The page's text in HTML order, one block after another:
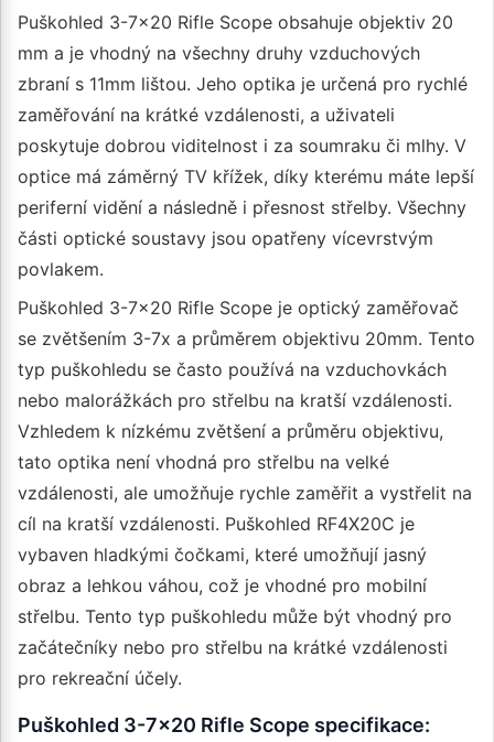
Puškohled 3-7x20 Rifle Scope obsahuje objektiv 20
mm a je vhodný na všechny druhy vzduchových
zbraní s 11mm lištou. Jeho optika je určená pro rychlé
zaměřování na krátké vzdálenosti, a uživateli
poskytuje dobrou viditelnost i za soumraku či mlhy. V
optice má záměrný TV křížek, díky kterému máte lepší
periferní vidění a následně i přesnost střelby. Všechny
části optické soustavy jsou opatřeny vícevrstvým
povlakem.
Puškohled 3-7x20 Rifle Scope je optický zaměřovač
se zvětšením 3-7x a průměrem objektivu 20mm. Tento
typ puškohledu se často používá na vzduchovkách
nebo malorážkách pro střelbu na kratší vzdálenosti.
Vzhledem k nízkému zvětšení a průměru objektivu,
tato optika není vhodná pro střelbu na velké
vzdálenosti, ale umožňuje rychle zaměřit a vystřelit na
cíl na kratší vzdálenosti. Puškohled RF4X20C je
vybaven hladkými čočkami, které umožňují jasný
obraz a lehkou váhou, což je vhodné pro mobilní
střelbu. Tento typ puškohledu může být vhodný pro
začátečníky nebo pro střelbu na krátké vzdálenosti
pro rekreační účely.
Puškohled 3-7x20 Rifle Scope specifikace: